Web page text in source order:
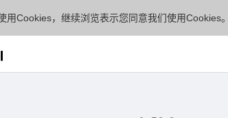
用Cookies，继续浏览表示您同意我们使用Cookies。